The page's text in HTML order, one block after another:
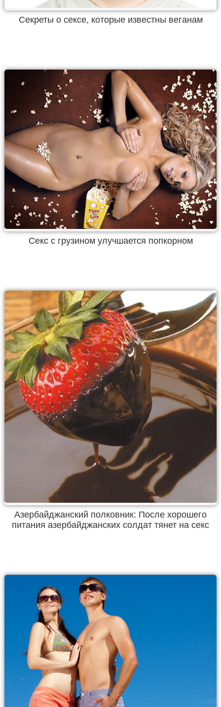
Секреты о сексе, которые известны веганам
Секс с грузином улучшается попкорном
Азербайджанский полковник: После хорошего
питания азербайджанских солдат тянет на секс